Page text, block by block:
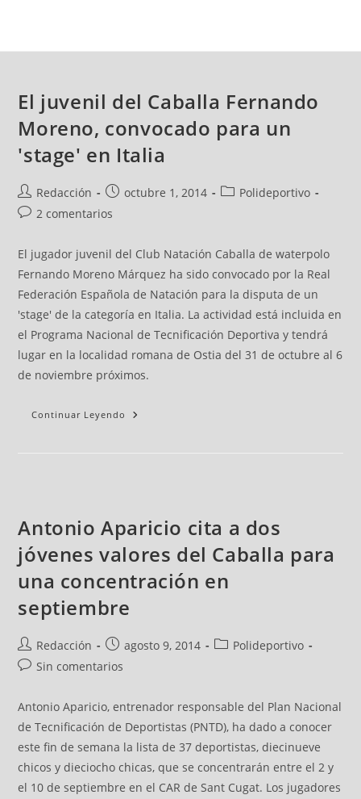
El juvenil del Caballa Fernando
Moreno, convocado para un
'stage' en Italia
Redacción octubre 1, 2014
Polideportivo
2 comentarios
El jugador juvenil del Club Natación Caballa de waterpolo
Fernando Moreno Márquez ha sido convocado por la Real
Federación Española de Natación para la disputa de un
'stage' de la categoría en Italia. La actividad está incluida en
el Programa Nacional de Tecnificación Deportiva y tendrá
lugar en la localidad romana de Ostia del 31 de octubre al 6
de noviembre próximos.
Continuar Leyendo
Antonio Aparicio cita a dos
jóvenes valores del Caballa para
una concentración en
septiembre
Redacción agosto 9, 2014
Polideportivo
Sin comentarios
Antonio Aparicio, entrenador responsable del Plan Nacional
de Tecnificación de Deportistas (PNTD), ha dado a conocer
este fin de semana la lista de 37 deportistas, diecinueve
chicos y dieciocho chicas, que se concentrarán entre el 2 y
el 10 de septiembre en el CAR de Sant Cugat. Los jugadores